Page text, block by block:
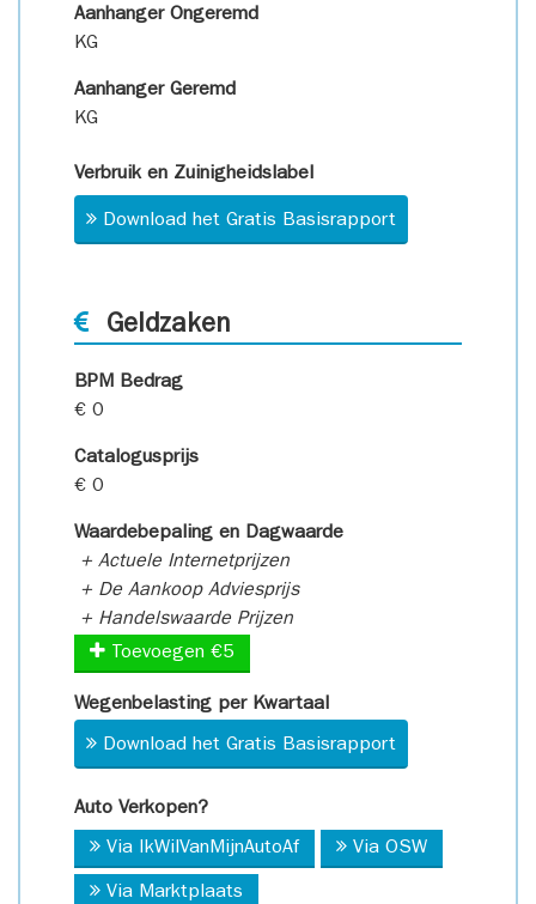
Aanhanger Ongeremd
KG
Aanhanger Geremd
KG
Verbruik en Zuinigheidslabel
Download het Gratis Basisrapport
Geldzaken
BPM Bedrag
€ 0
Catalogusprijs
€ 0
Waardebepaling en Dagwaarde
+ Actuele Internetprijzen
+ De Aankoop Adviesprijs
+ Handelswaarde Prijzen
Toevoegen €5
Wegenbelasting per Kwartaal
Download het Gratis Basisrapport
Auto Verkopen?
Via IkWilVanMijnAutoAf Via OSW
Via Marktplaats